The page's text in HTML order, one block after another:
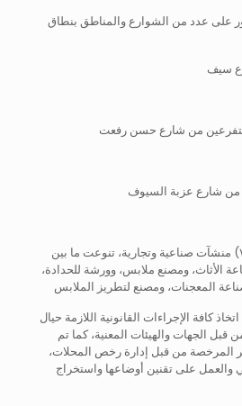
على عدد من الشوارع والمناطق بنطاق
من شارع عزبة السيوف
حيث تم المرور على عدد (٧) منشآت صناعية وتجارية، تنوعت ما بين
الأثاث، ومصنع ملابس، وورشة للحدادة،
المعجنات، ومصنع لتطريز الملابس
كافة الإجراءات القانونية اللازمة حيال
قبل الجهات والهيئات المعنية، كما تم
المرخصة من قبل إدارة رخص المحلات،
والعمل على تقنين أوضاعها واستخراج